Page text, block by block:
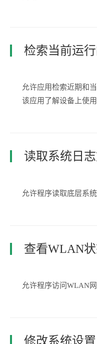
检索当前运
允许应用检索近期和
该应用了解设备上使
读取系统日
允许程序读取底层系
查看WLAN
允许程序访问WLAN
修改系统设置